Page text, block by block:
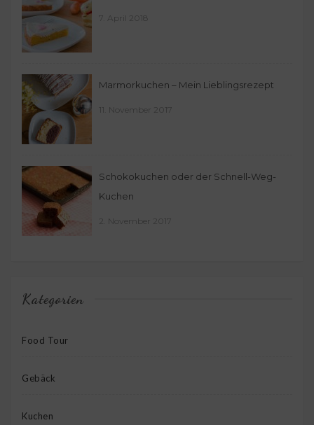
7. April 2018
Marmorkuchen – Mein Lieblingsrezept
11. November 2017
Schokokuchen oder der Schnell-Weg-
Kuchen
2. November 2017
Kategorien
Food Tour
Gebäck
Kuchen